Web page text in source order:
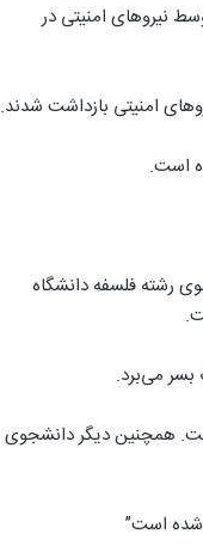
توسط نیروهای امنیتی در
امنیتی بازداشت شدند.
است.
رشته فلسفه دانشگاه
همچنین دیگر دانشجوی
شده است”